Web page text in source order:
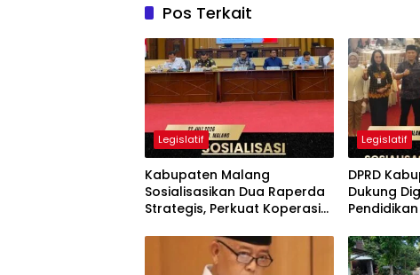
Pos Terkait
Legislatif
Kabupaten Malang
Sosialisasikan Dua Raperda
Strategis, Perkuat Koperasi
Daerah
Legislatif
DPRD
Dukung